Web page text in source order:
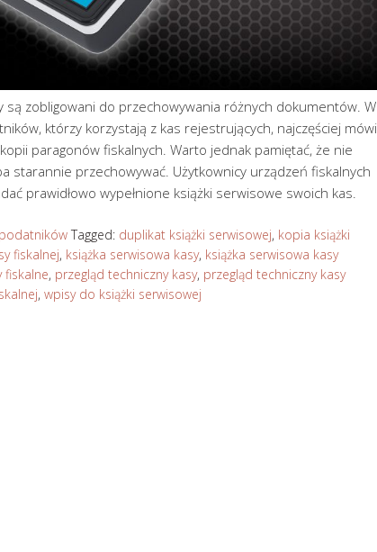
są zobligowani do przechowywania różnych dokumentów. W
którzy korzystają z kas rejestrujących, najczęściej mówi
paragonów fiskalnych. Warto jednak pamiętać, że nie
starannie przechowywać. Użytkownicy urządzeń fiskalnych
prawidłowo wypełnione książki serwisowe swoich kas.
Tagged: duplikat książki serwisowej, kopia książki
fiskalnej, książka serwisowa kasy, książka serwisowa kasy
fiskalne, przegląd techniczny kasy, przegląd techniczny kasy
, wpisy do książki serwisowej